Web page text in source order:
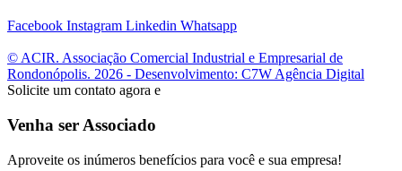
Facebook Instagram Linkedin Whatsapp
© ACIR. Associação Comercial Industrial e Empresarial de
Rondonópolis. 2026 - Desenvolvimento: C7W Agência Digital
Solicite um contato agora e
Venha ser Associado
Aproveite os inúmeros benefícios para você e sua empresa!